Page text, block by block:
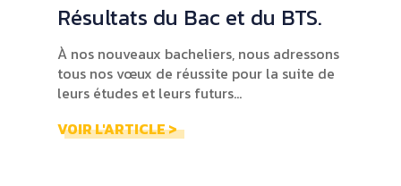
Résultats du Bac et du BTS.
À nos nouveaux bacheliers, nous adressons
tous nos vœux de réussite pour la suite de
leurs études et leurs futurs...
VOIR L'ARTICLE >